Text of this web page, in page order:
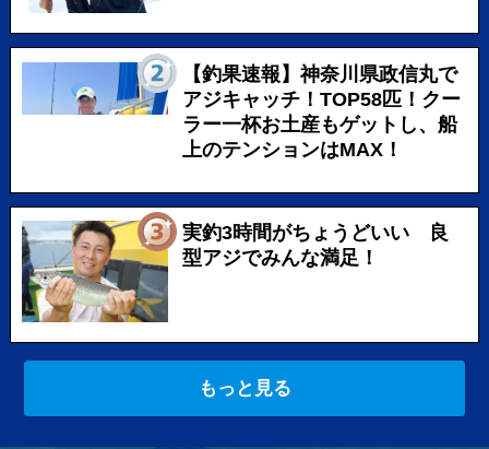
【釣果速報】神奈川県政信丸で
アジキャッチ！TOP58匹！クー
ラー一杯お土産もゲットし、船
上のテンションはMAX！
実釣3時間がちょうどいい 良
型アジでみんな満足！
もっと見る